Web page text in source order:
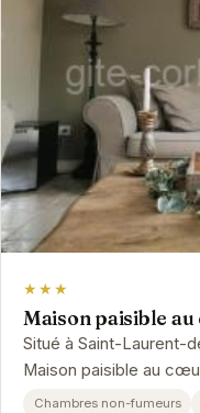
★★★
Maison paisible
Situé à Saint-Laurent-
Maison paisible au
jardin. Il propos...
Chambres non-fumeurs